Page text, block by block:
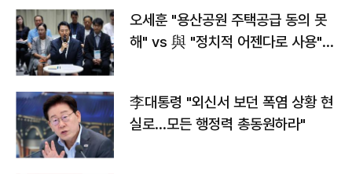
오세훈 "용산공원 주택공급 동의 못
해" vs 與 "정치적 어젠다로 사용"
李대통령 "외신서 보던 폭염 상황 현
실로…모든 행정력 총동원하라"